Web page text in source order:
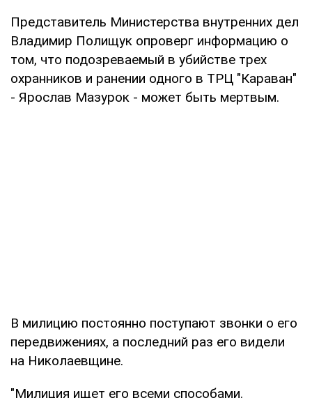
Представитель Министерства внутренних дел
Владимир Полищук опроверг информацию о
том, что подозреваемый в убийстве трех
охранников и ранении одного в ТРЦ "Караван"
- Ярослав Мазурок - может быть мертвым.
В милицию постоянно поступают звонки о его
передвижениях, а последний раз его видели
на Николаевщине.
"Милиция ищет его всеми способами.